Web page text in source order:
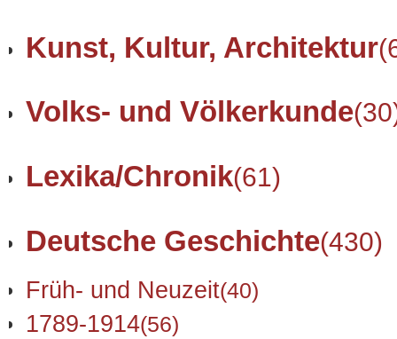
Kunst, Kultur, Architektur
Volks- und Völkerkunde
Lexika/Chronik(61)
Deutsche Geschichte(430)
Früh- und Neuzeit(40)
1789-1914(56)